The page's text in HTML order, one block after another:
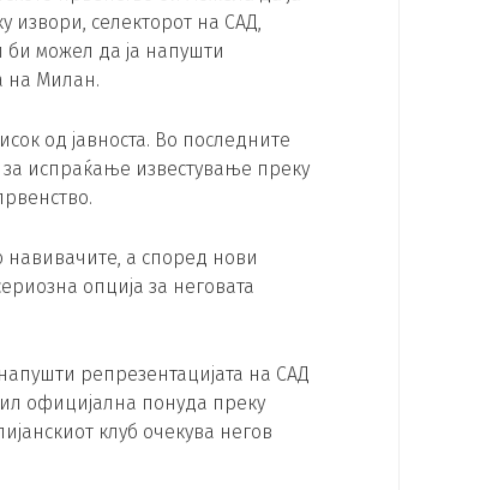
извори, селекторот на САД,
би можел да ја напушти
на Милан.
од јавноста. Во последните
за испраќање известување преку
навивачите, а според нови
опција за неговата
репрезентацијата на САД
официјална понуда преку
клуб очекува негов